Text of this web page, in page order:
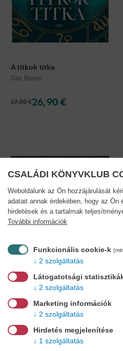
A titkok titka
Dan Brown
27,90 €26,90 €
Az elveszett jelkép -
Robert...
Dan Brown
CSALÁDI KÖNYVKLUB
Weboldalunk az Ön hozzájárulását
adatait annak érdekében, hogy az
hirdetések és a tartalmak
További információk
Funkcionális cookie-k
2 szolgáltatás
Látogatotsági
2 szolgáltatás
Marketing információk
2 szolgáltatás
Hirdetés megjelenítése
1 szolgáltatás